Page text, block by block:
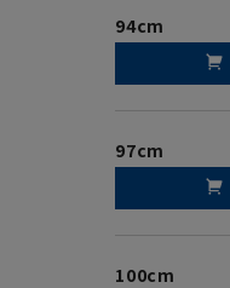
94cm
97cm
100cm